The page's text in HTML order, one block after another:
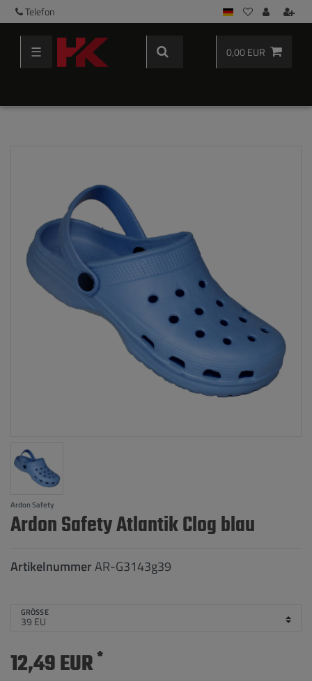
Telefon
☰ 0,00 EUR
Ardon Safety
Ardon Safety Atlantik Clog blau
ArtikelnummerAR-G3143g39
GRÖSSE
12,49 EUR*